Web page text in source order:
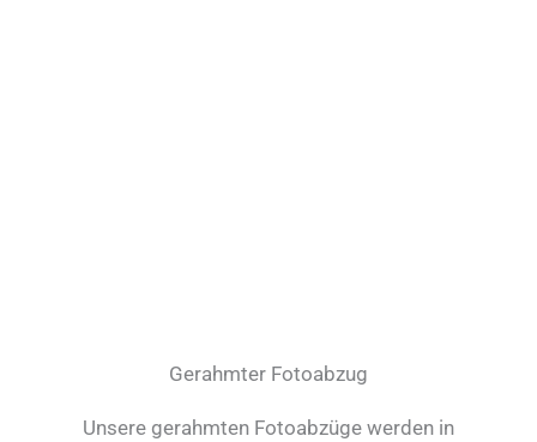
Gerahmter Fotoabzug
Unsere gerahmten Fotoabzüge werden in